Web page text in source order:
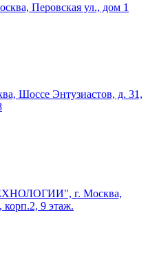
Перовская ул., дом 1
Шоссе Энтузиастов, д. 31,
г. Москва,
корп.2, 9 этаж.